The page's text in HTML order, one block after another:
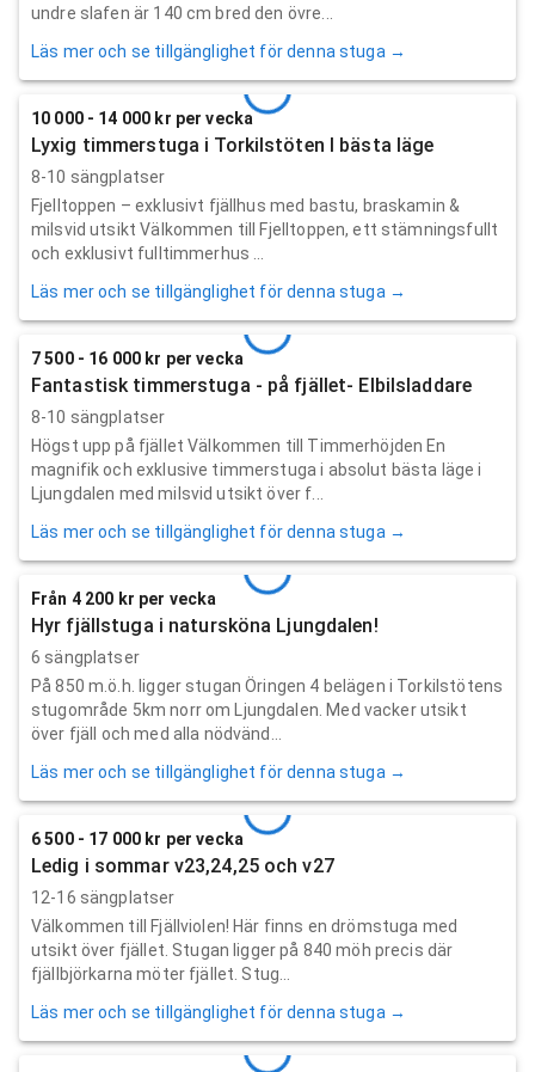
undre slafen är 140 cm bred den övre...
Läs mer och se tillgänglighet för denna stuga →
10 000 - 14 000 kr per vecka
Lyxig timmerstuga i Torkilstöten I bästa läge
8-10 sängplatser
Fjelltoppen – exklusivt fjällhus med bastu, braskamin &
milsvid utsikt Välkommen till Fjelltoppen, ett stämningsfullt
och exklusivt fulltimmerhus ...
Läs mer och se tillgänglighet för denna stuga →
7 500 - 16 000 kr per vecka
Fantastisk timmerstuga - på fjället- Elbilsladdare
8-10 sängplatser
Högst upp på fjället Välkommen till Timmerhöjden En
magnifik och exklusive timmerstuga i absolut bästa läge i
Ljungdalen med milsvid utsikt över f...
Läs mer och se tillgänglighet för denna stuga →
Från 4 200 kr per vecka
Hyr fjällstuga i natursköna Ljungdalen!
6 sängplatser
På 850 m.ö.h. ligger stugan Öringen 4 belägen i Torkilstötens
stugområde 5km norr om Ljungdalen. Med vacker utsikt
över fjäll och med alla nödvänd...
Läs mer och se tillgänglighet för denna stuga →
6 500 - 17 000 kr per vecka
Ledig i sommar v23,24,25 och v27
12-16 sängplatser
Välkommen till Fjällviolen! Här finns en drömstuga med
utsikt över fjället. Stugan ligger på 840 möh precis där
fjällbjörkarna möter fjället. Stug...
Läs mer och se tillgänglighet för denna stuga →